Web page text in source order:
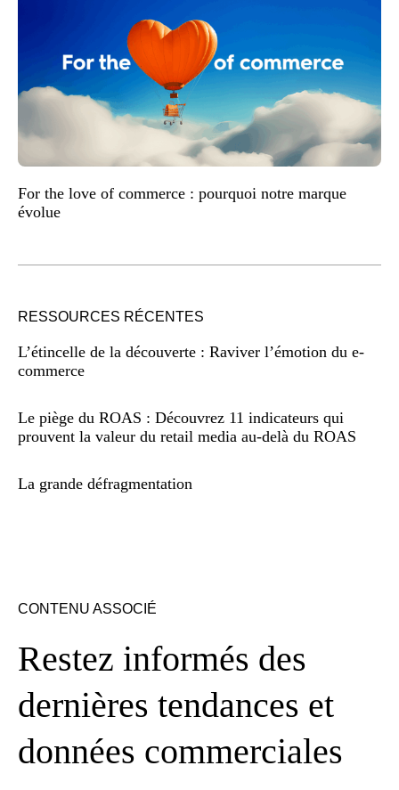
For the love of commerce : pourquoi notre marque
évolue
RESSOURCES RÉCENTES
L’étincelle de la découverte : Raviver l’émotion du e-
commerce
Le piège du ROAS : Découvrez 11 indicateurs qui
prouvent la valeur du retail media au-delà du ROAS
La grande défragmentation
CONTENU ASSOCIÉ
Restez informés des
dernières tendances et
données commerciales